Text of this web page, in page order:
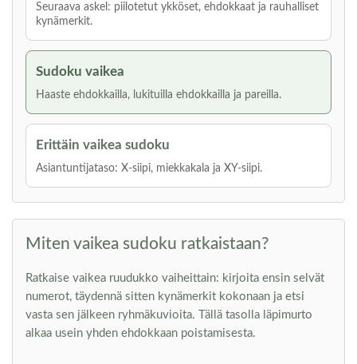
Seuraava askel: piilotetut ykköset, ehdokkaat ja rauhalliset
kynämerkit.
Sudoku vaikea
Haaste ehdokkailla, lukituilla ehdokkailla ja pareilla.
Erittäin vaikea sudoku
Asiantuntijataso: X-siipi, miekkakala ja XY-siipi.
Miten vaikea sudoku ratkaistaan?
Ratkaise vaikea ruudukko vaiheittain: kirjoita ensin selvät
numerot, täydennä sitten kynämerkit kokonaan ja etsi
vasta sen jälkeen ryhmäkuvioita. Tällä tasolla läpimurto
alkaa usein yhden ehdokkaan poistamisesta.